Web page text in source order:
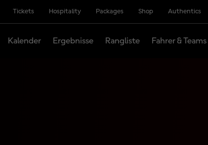
Tickets Hospitality Packages Shop Authentics
Kalender Ergebnisse Rangliste Fahrer & Teams